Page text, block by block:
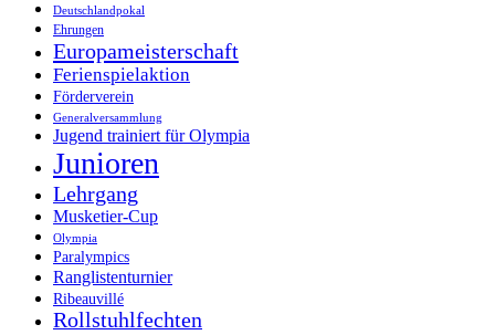
Deutschlandpokal
Ehrungen
Europameisterschaft
Ferienspielaktion
Förderverein
Generalversammlung
Jugend trainiert für Olympia
Junioren
Lehrgang
Musketier-Cup
Olympia
Paralympics
Ranglistenturnier
Ribeauvillé
Rollstuhlfechten